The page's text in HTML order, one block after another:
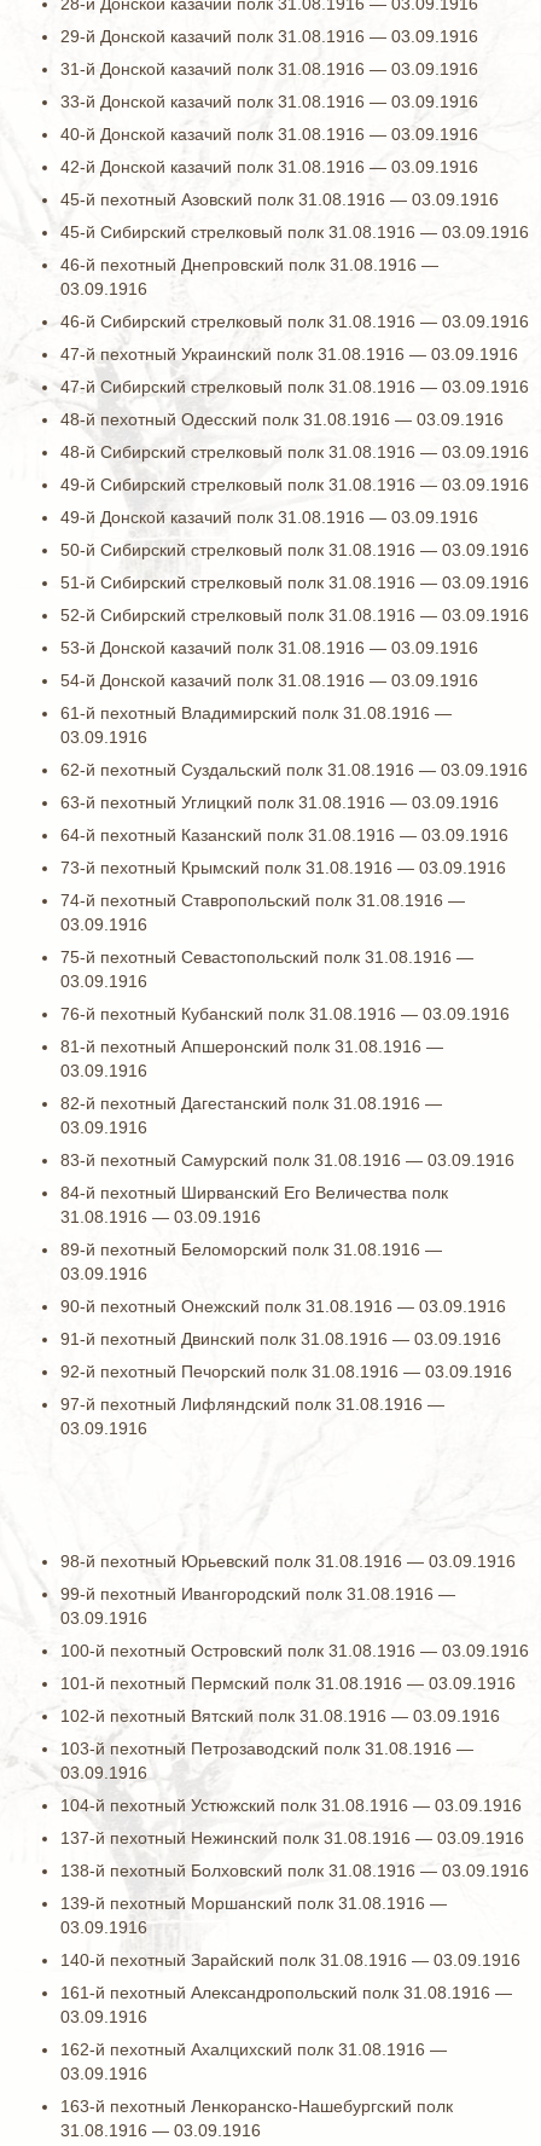
29-й Донской казачий полк 31.08.1916 — 03.09.1916
31-й Донской казачий полк 31.08.1916 — 03.09.1916
33-й Донской казачий полк 31.08.1916 — 03.09.1916
40-й Донской казачий полк 31.08.1916 — 03.09.1916
42-й Донской казачий полк 31.08.1916 — 03.09.1916
45-й пехотный Азовский полк 31.08.1916 — 03.09.1916
45-й Сибирский стрелковый полк 31.08.1916 — 03.09.1916
46-й пехотный Днепровский полк 31.08.1916 —
03.09.1916
46-й Сибирский стрелковый полк 31.08.1916 — 03.09.1916
47-й пехотный Украинский полк 31.08.1916 — 03.09.1916
47-й Сибирский стрелковый полк 31.08.1916 — 03.09.1916
48-й пехотный Одесский полк 31.08.1916 — 03.09.1916
48-й Сибирский стрелковый полк 31.08.1916 — 03.09.1916
49-й Сибирский стрелковый полк 31.08.1916 — 03.09.1916
49-й Донской казачий полк 31.08.1916 — 03.09.1916
50-й Сибирский стрелковый полк 31.08.1916 — 03.09.1916
51-й Сибирский стрелковый полк 31.08.1916 — 03.09.1916
52-й Сибирский стрелковый полк 31.08.1916 — 03.09.1916
53-й Донской казачий полк 31.08.1916 — 03.09.1916
54-й Донской казачий полк 31.08.1916 — 03.09.1916
61-й пехотный Владимирский полк 31.08.1916 —
03.09.1916
62-й пехотный Суздальский полк 31.08.1916 — 03.09.1916
63-й пехотный Углицкий полк 31.08.1916 — 03.09.1916
64-й пехотный Казанский полк 31.08.1916 — 03.09.1916
73-й пехотный Крымский полк 31.08.1916 — 03.09.1916
74-й пехотный Ставропольский полк 31.08.1916 —
03.09.1916
75-й пехотный Севастопольский полк 31.08.1916 —
03.09.1916
76-й пехотный Кубанский полк 31.08.1916 — 03.09.1916
81-й пехотный Апшеронский полк 31.08.1916 —
03.09.1916
82-й пехотный Дагестанский полк 31.08.1916 —
03.09.1916
83-й пехотный Самурский полк 31.08.1916 — 03.09.1916
84-й пехотный Ширванский Его Величества полк
31.08.1916 — 03.09.1916
89-й пехотный Беломорский полк 31.08.1916 —
03.09.1916
90-й пехотный Онежский полк 31.08.1916 — 03.09.1916
91-й пехотный Двинский полк 31.08.1916 — 03.09.1916
92-й пехотный Печорский полк 31.08.1916 — 03.09.1916
97-й пехотный Лифляндский полк 31.08.1916 —
03.09.1916
98-й пехотный Юрьевский полк 31.08.1916 — 03.09.1916
99-й пехотный Ивангородский полк 31.08.1916 —
03.09.1916
100-й пехотный Островский полк 31.08.1916 — 03.09.1916
101-й пехотный Пермский полк 31.08.1916 — 03.09.1916
102-й пехотный Вятский полк 31.08.1916 — 03.09.1916
103-й пехотный Петрозаводский полк 31.08.1916 —
03.09.1916
104-й пехотный Устюжский полк 31.08.1916 — 03.09.1916
137-й пехотный Нежинский полк 31.08.1916 — 03.09.1916
138-й пехотный Болховский полк 31.08.1916 — 03.09.1916
139-й пехотный Моршанский полк 31.08.1916 —
03.09.1916
140-й пехотный Зарайский полк 31.08.1916 — 03.09.1916
161-й пехотный Александропольский полк 31.08.1916 —
03.09.1916
162-й пехотный Ахалцихский полк 31.08.1916 —
03.09.1916
163-й пехотный Ленкоранско-Нашебургский полк
31.08.1916 — 03.09.1916